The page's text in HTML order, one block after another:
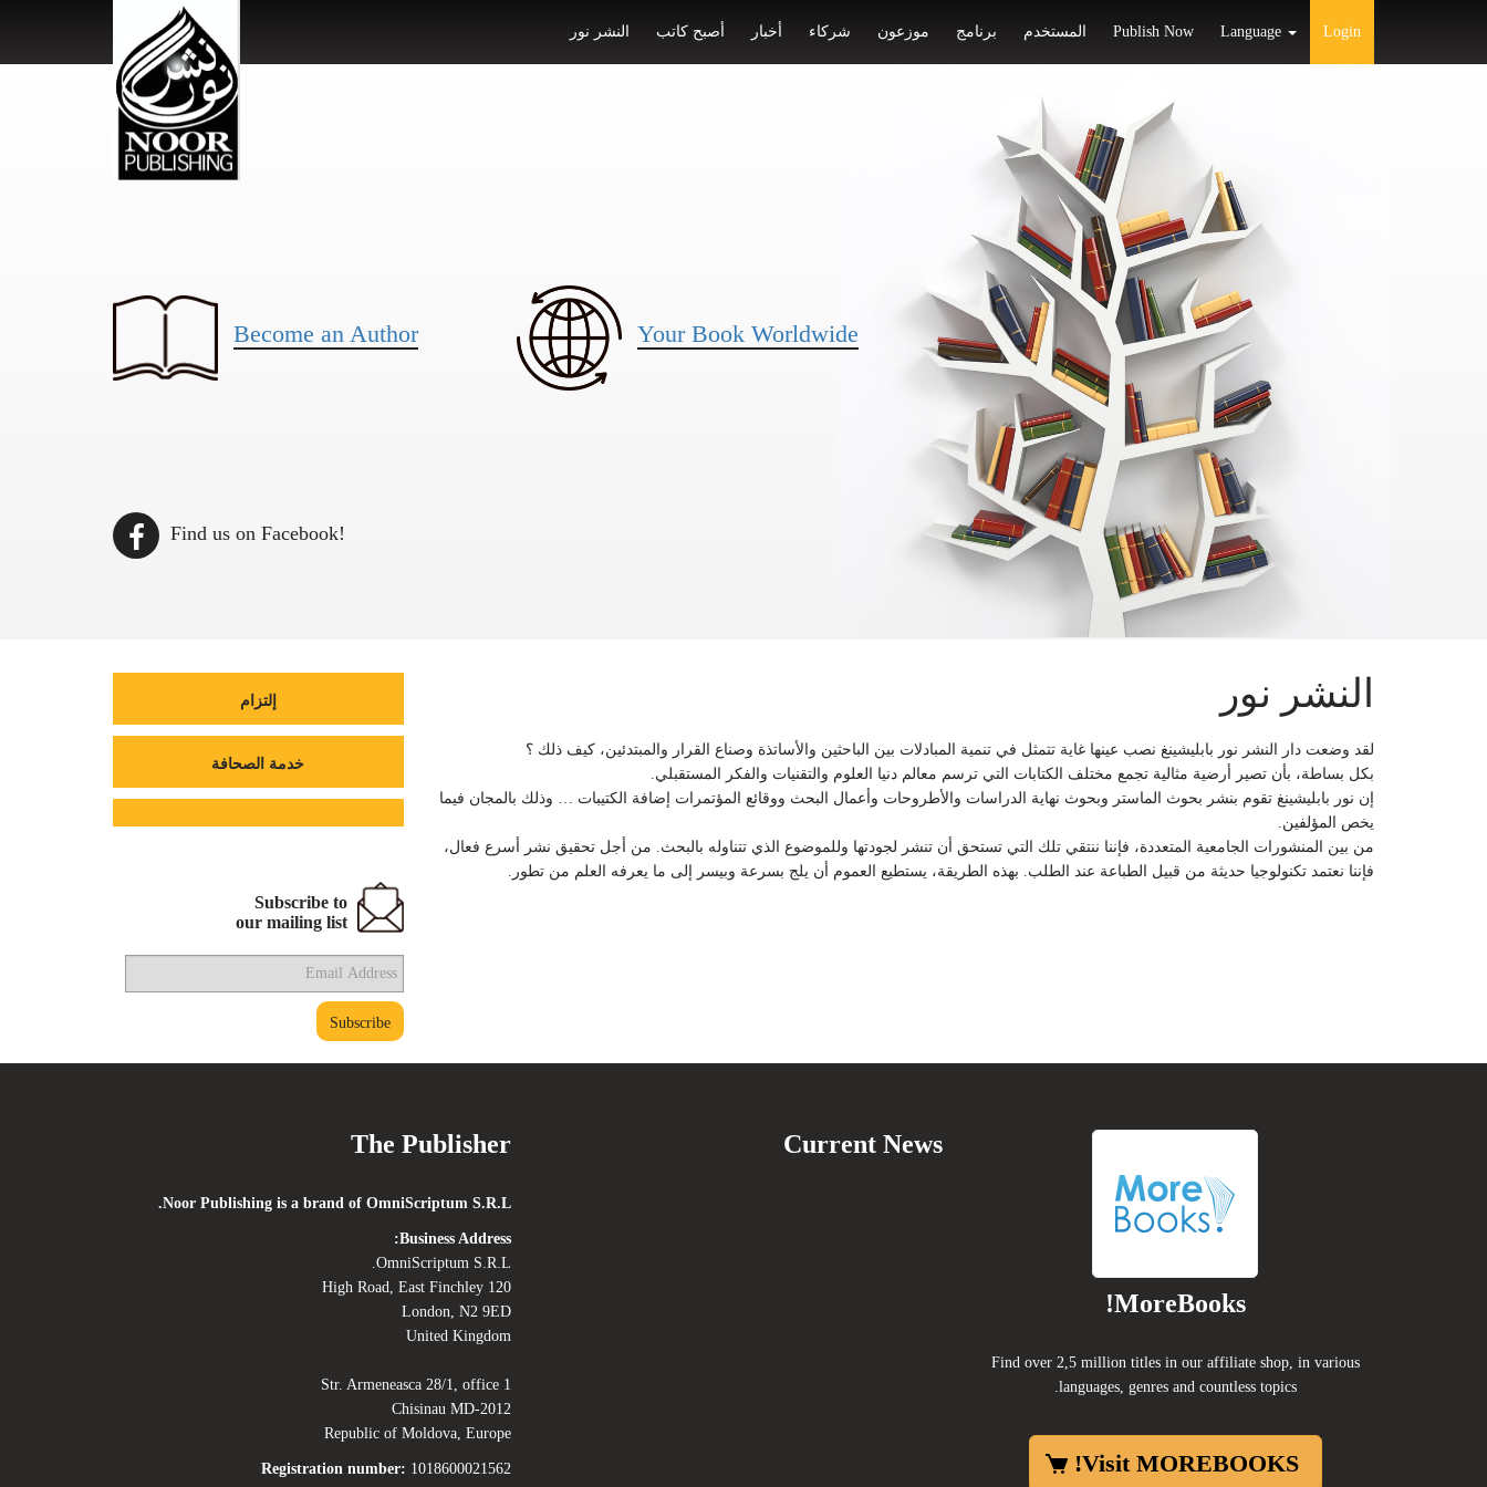
النشر نور أصبح كاتب أخبار شركاء موزعون برنامج المستخدم Publish Now Language Login
Become an Author Your Book Worldwide
Find us on Facebook!
إلتزام
خدمة الصحافة
Subscribe to
our mailing list
النشر نور
لقد وضعت دار النشر نور بابليشينغ نصب عينها غاية تتمثل في تنمية المبادلات بين الباحثين والأساتذة وصناع القرار والمبتدئين، كيف ذلك ؟
بكل بساطة، بأن تصير أرضية مثالية تجمع مختلف الكتابات التي ترسم معالم دنيا العلوم والتقنيات والفكر المستقبلي.
إن نور بابليشينغ تقوم بنشر بحوث الماستر وبحوث نهاية الدراسات والأطروحات وأعمال البحث ووقائع المؤتمرات إضافة الكتيبات … وذلك بالمجان فيما
يخص المؤلفين.
من بين المنشورات الجامعية المتعددة، فإننا ننتقي تلك التي تستحق أن تنشر لجودتها وللموضوع الذي تتناوله بالبحث. من أجل تحقيق نشر أسرع فعال،
فإننا نعتمد تكنولوجيا حديثة من قبيل الطباعة عند الطلب. بهذه الطريقة، يستطيع العموم أن يلج بسرعة وبيسر إلى ما يعرفه العلم من تطور.
The Publisher
Noor Publishing is a brand of OmniScriptum S.R.L.
Business Address:
OmniScriptum S.R.L.
120 High Road, East Finchley
London, N2 9ED
United Kingdom
Str. Armeneasca 28/1, office 1
Chisinau MD-2012
Republic of Moldova, Europe
Registration number: 1018600021562
Current News
MoreBooks!
Find over 2,5 million titles in our affiliate shop, in various
languages, genres and countless topics.
Visit MOREBOOKS!